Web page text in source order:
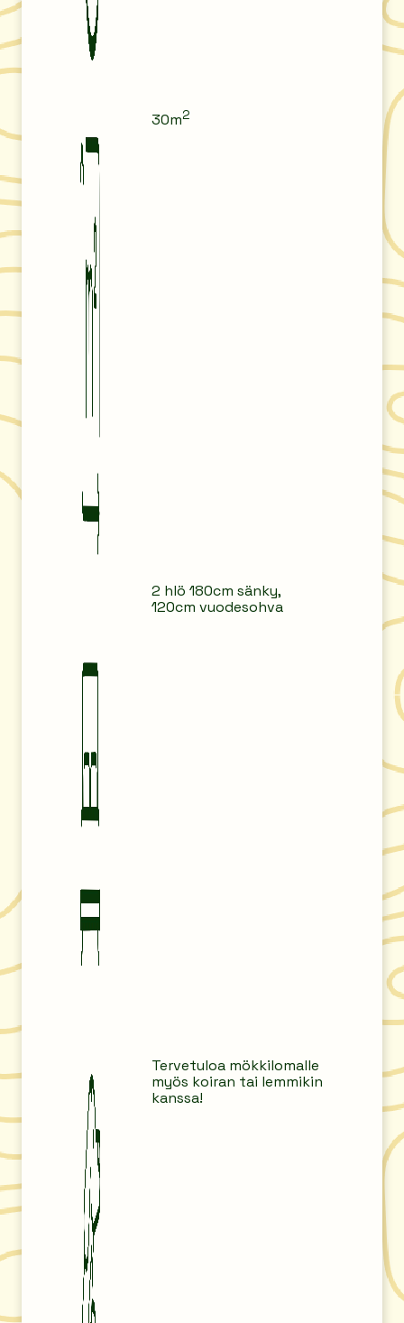
30m2
2 hlö 180cm sänky,
120cm vuodesohva
Tervetuloa mökkilomalle
myös koiran tai lemmikin
kanssa!